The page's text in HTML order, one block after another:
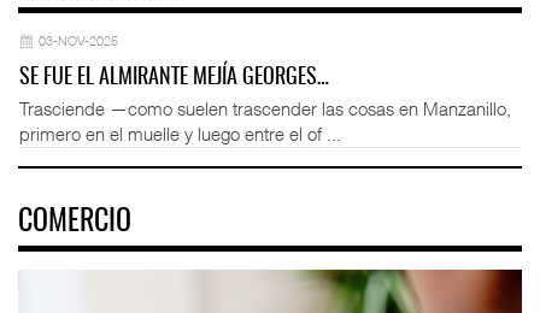
03-NOV-2025
SE FUE EL ALMIRANTE MEJÍA GEORGES…
Trasciende —como suelen trascender las cosas en Manzanillo,
primero en el muelle y luego entre el of ...
COMERCIO